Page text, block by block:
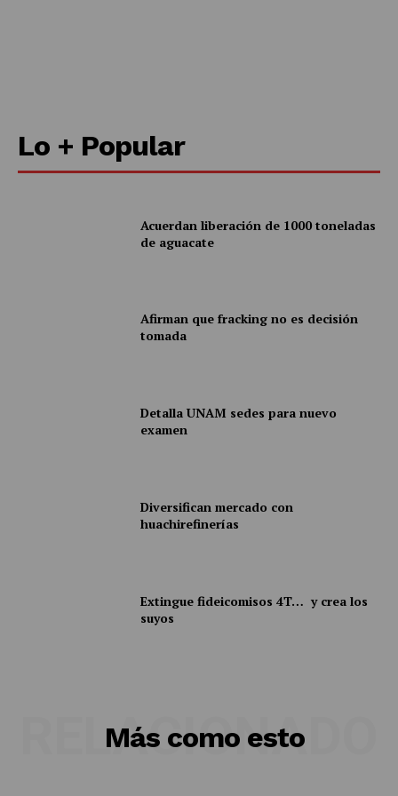
Lo + Popular
Acuerdan liberación de 1000 toneladas
de aguacate
Afirman que fracking no es decisión
tomada
Detalla UNAM sedes para nuevo
examen
Diversifican mercado con
huachirefinerías
Extingue fideicomisos 4T… y crea los
suyos
Más como esto
RELACIONADO